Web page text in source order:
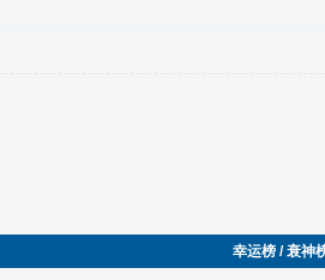
幸运榜 / 衰神